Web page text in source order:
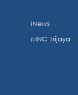
iNews
MNC Trijaya